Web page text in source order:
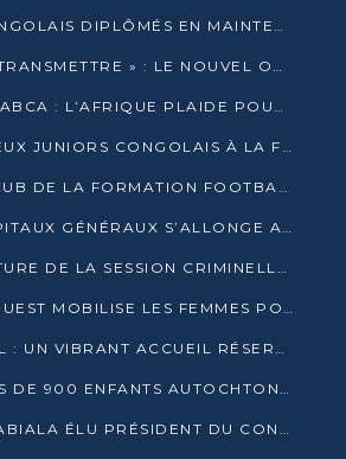
13 MILITAIRES CONGOLAIS DIPLÔMÉS EN MAINTENANCE INDUSTRIELLE APRÈS TROIS ANS DE FORMATION À L’UNIVERSITÉ MARIEN-NGOUABI
« BÂTIR, SERVIR, TRANSMETTRE » : LE NOUVEL OUVRAGE QUI INTERPELLE LES COLLECTIVITÉS
SYMPOSIUM DE L’ABCA : L’AFRIQUE PLAIDE POUR UN FINANCEMENT CLIMATIQUE ÉQUITABLE
TAEKWONDO : DEUX JUNIORS CONGOLAIS À LA FINALE D’OPEN SYRIES 2025 À ABIDJAN
KINTELÉ, FUTUR HUB DE LA FORMATION FOOTBALLISTIQUE AFRICAINE ?
LA LISTE DES HÔPITAUX GÉNÉRAUX S’ALLONGE AU CONGO
JUSTICE : OUVERTURE DE LA SESSION CRIMINELLE À BRAZZAVILLE AVEC 52 DOSSIERS AU RÔLE
L’OFC CUVETTE-OUEST MOBILISE LES FEMMES POUR ACCUEILLIR LE PRÉSIDENT DE LA RÉPUBLIQUE
VISITE DE TRAVAIL : UN VIBRANT ACCUEIL RÉSERVÉ À DENIS SASSOU-N’GUESSO PAR L’ASSOCIATION « LES AMIS DE WOMO »
LÉKOUMOU : PLUS DE 900 ENFANTS AUTOCHTONES REÇOIVENT DES KITS SCOLAIRES GRÂCE À L’ESPACE OPOKO
PASCAL TSATY-MABIALA ÉLU PRÉSIDENT DU CONSEIL NATIONAL DE L’UPADS